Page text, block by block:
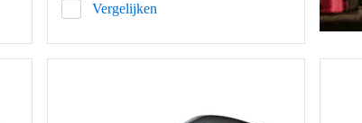
Vergelijken